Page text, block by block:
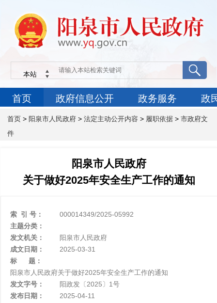
首页 > 阳泉市人民政府 > 法定主动公开内容 > 履职依据 > 市政府文
件
阳泉市人民政府
关于做好2025年安全生产工作的通知
索 引 号：
000014349/2025-05992
主题分类：
发文机关：
阳泉市人民政府
成文日期：
2025-03-31
标 题：
阳泉市人民政府关于做好2025年安全生产工作的通知
发文字号：
阳政发〔2025〕1号
发布日期：
2025-04-11